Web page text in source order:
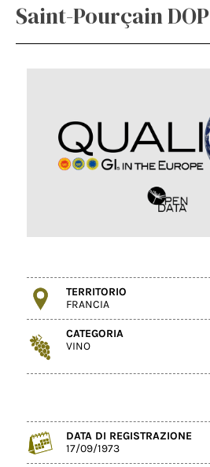
Saint-Pourçain DOP
TERRITORIO
FRANCIA
CATEGORIA
VINO
DATA DI REGISTRAZIONE
17/09/1973